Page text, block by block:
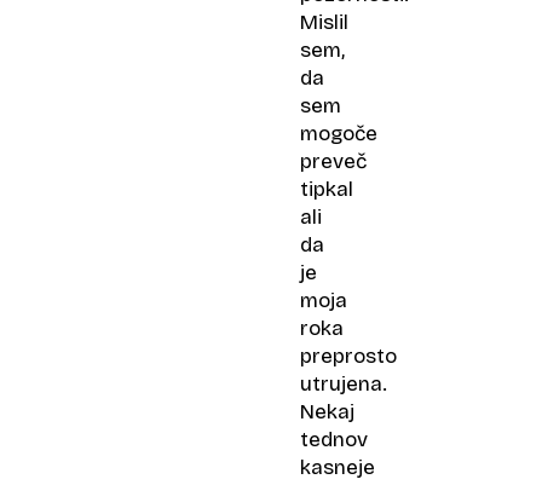
Mislil
sem,
da
sem
mogoče
preveč
tipkal
ali
da
je
moja
roka
preprosto
utrujena.
Nekaj
tednov
kasneje